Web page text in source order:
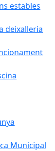
estables
deixalleria
Municipal